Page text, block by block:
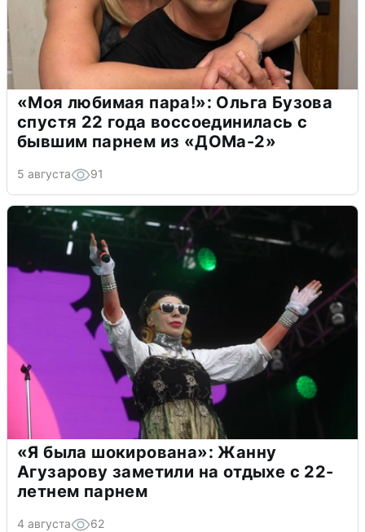
«Моя любимая пара!»: Ольга Бузова
спустя 22 года воссоединилась с
бывшим парнем из «ДОМа-2»
5 августа 91
«Я была шокирована»: Жанну
Агузарову заметили на отдыхе с 22-
летнем парнем
4 августа 62